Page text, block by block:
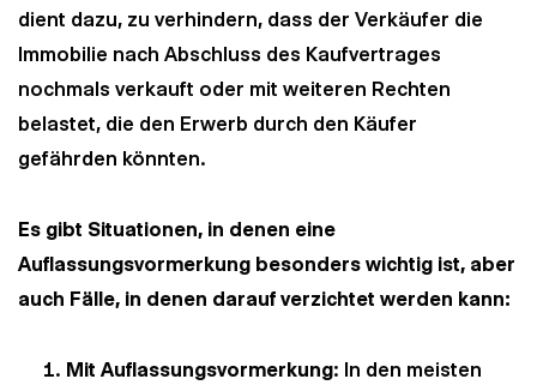
dient dazu, zu verhindern, dass der Verkäufer die
Immobilie nach Abschluss des Kaufvertrages
nochmals verkauft oder mit weiteren Rechten
belastet, die den Erwerb durch den Käufer
gefährden könnten.
Es gibt Situationen, in denen eine
Auflassungsvormerkung besonders wichtig ist, aber
auch Fälle, in denen darauf verzichtet werden kann:
Mit Auflassungsvormerkung: In den meisten